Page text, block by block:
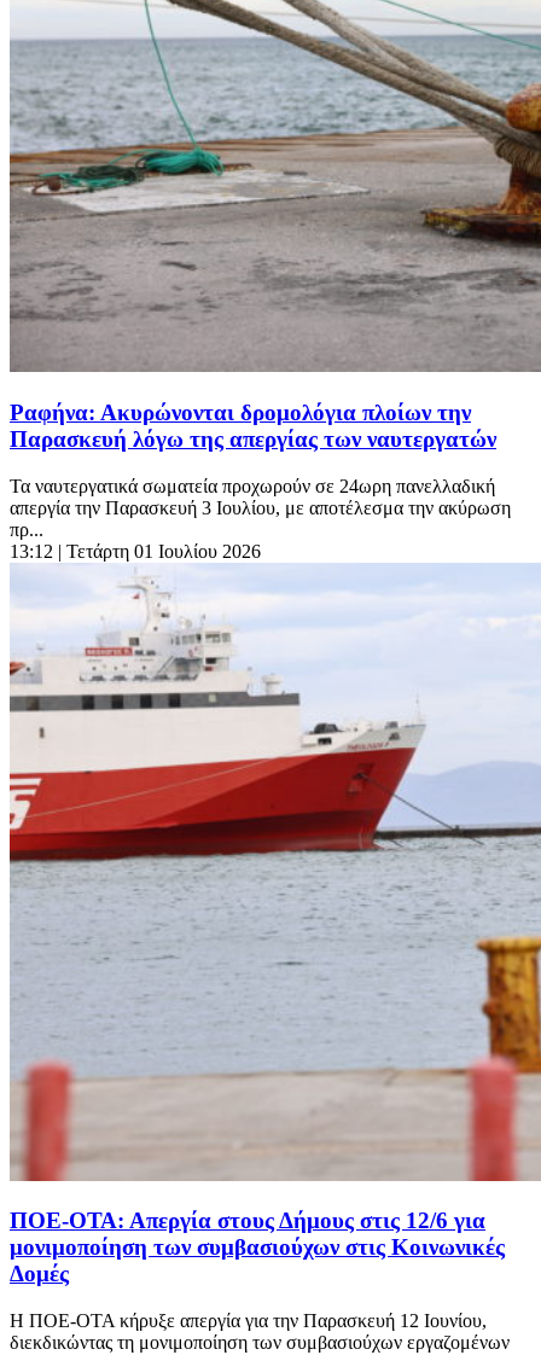
Ραφήνα: Ακυρώνονται δρομολόγια πλοίων την
Παρασκευή λόγω της απεργίας των ναυτεργατών
Τα ναυτεργατικά σωματεία προχωρούν σε 24ωρη πανελλαδική
απεργία την Παρασκευή 3 Ιουλίου, με αποτέλεσμα την ακύρωση
πρ...
13:12 | Τετάρτη 01 Ιουλίου 2026
ΠΟΕ-ΟΤΑ: Απεργία στους Δήμους στις 12/6 για
μονιμοποίηση των συμβασιούχων στις Κοινωνικές
Δομές
Η ΠΟΕ-ΟΤΑ κήρυξε απεργία για την Παρασκευή 12 Ιουνίου,
διεκδικώντας τη μονιμοποίηση των συμβασιούχων εργαζομένων